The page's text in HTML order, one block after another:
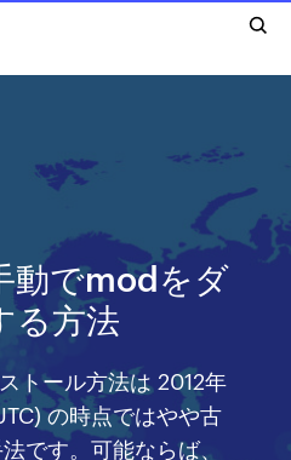
でmodをダ
る方法
トール方法は 2012年
の時点ではやや古
です。可能ならば、